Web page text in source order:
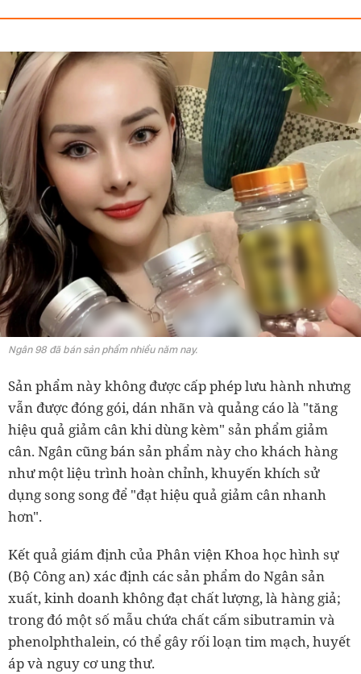
Ngân 98 đã bán sản phẩm nhiều năm nay.
Sản phẩm này không được cấp phép lưu hành nhưng
vẫn được đóng gói, dán nhãn và quảng cáo là "tăng
hiệu quả giảm cân khi dùng kèm" sản phẩm giảm
cân. Ngân cũng bán sản phẩm này cho khách hàng
như một liệu trình hoàn chỉnh, khuyến khích sử
dụng song song để "đạt hiệu quả giảm cân nhanh
hơn".
Kết quả giám định của Phân viện Khoa học hình sự
(Bộ Công an) xác định các sản phẩm do Ngân sản
xuất, kinh doanh không đạt chất lượng, là hàng giả;
trong đó một số mẫu chứa chất cấm sibutramin và
phenolphthalein, có thể gây rối loạn tim mạch, huyết
áp và nguy cơ ung thư.